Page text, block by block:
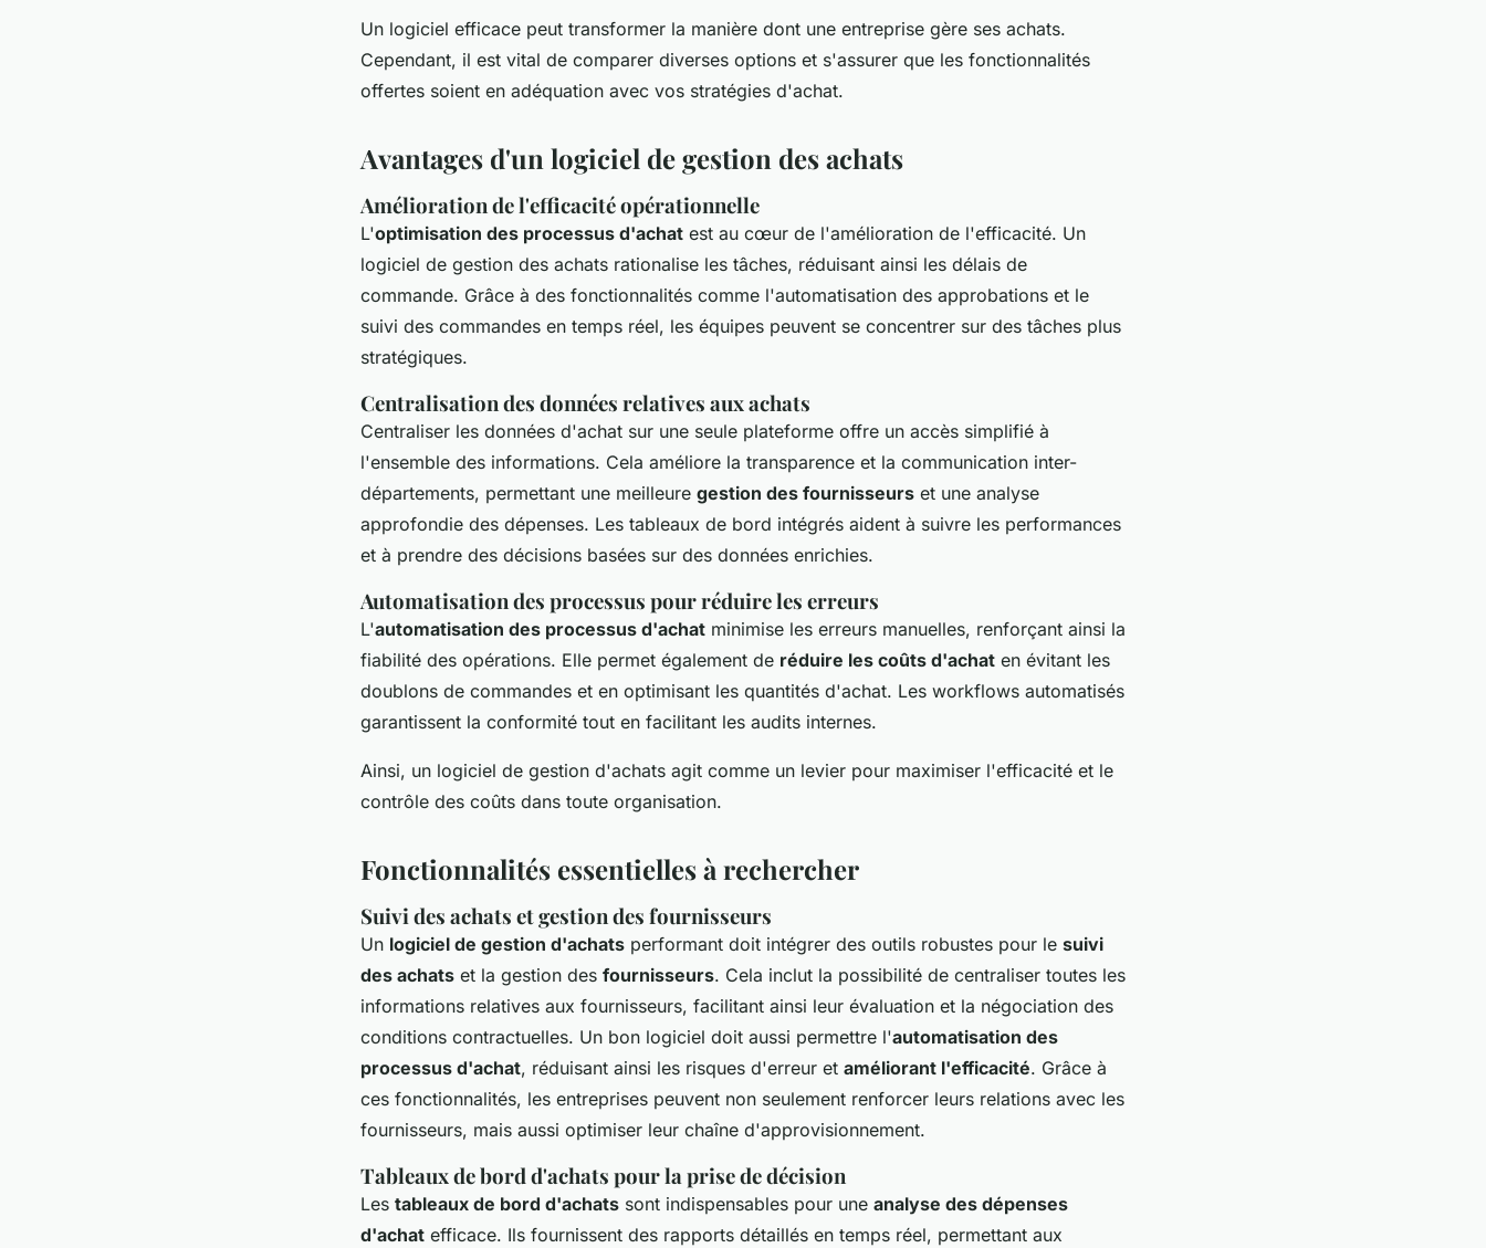
Un logiciel efficace peut transformer la manière dont une entreprise gère ses achats.
Cependant, il est vital de comparer diverses options et s'assurer que les fonctionnalités
offertes soient en adéquation avec vos stratégies d'achat.
Avantages d'un logiciel de gestion des achats
Amélioration de l'efficacité opérationnelle
L'optimisation des processus d'achat est au cœur de l'amélioration de l'efficacité. Un
logiciel de gestion des achats rationalise les tâches, réduisant ainsi les délais de
commande. Grâce à des fonctionnalités comme l'automatisation des approbations et le
suivi des commandes en temps réel, les équipes peuvent se concentrer sur des tâches plus
stratégiques.
Centralisation des données relatives aux achats
Centraliser les données d'achat sur une seule plateforme offre un accès simplifié à
l'ensemble des informations. Cela améliore la transparence et la communication inter-
départements, permettant une meilleure gestion des fournisseurs et une analyse
approfondie des dépenses. Les tableaux de bord intégrés aident à suivre les performances
et à prendre des décisions basées sur des données enrichies.
Automatisation des processus pour réduire les erreurs
L'automatisation des processus d'achat minimise les erreurs manuelles, renforçant ainsi la
fiabilité des opérations. Elle permet également de réduire les coûts d'achat en évitant les
doublons de commandes et en optimisant les quantités d'achat. Les workflows automatisés
garantissent la conformité tout en facilitant les audits internes.
Ainsi, un logiciel de gestion d'achats agit comme un levier pour maximiser l'efficacité et le
contrôle des coûts dans toute organisation.
Fonctionnalités essentielles à rechercher
Suivi des achats et gestion des fournisseurs
Un logiciel de gestion d'achats performant doit intégrer des outils robustes pour le suivi
des achats et la gestion des fournisseurs. Cela inclut la possibilité de centraliser toutes les
informations relatives aux fournisseurs, facilitant ainsi leur évaluation et la négociation des
conditions contractuelles. Un bon logiciel doit aussi permettre l'automatisation des
processus d'achat, réduisant ainsi les risques d'erreur et améliorant l'efficacité. Grâce à
ces fonctionnalités, les entreprises peuvent non seulement renforcer leurs relations avec les
fournisseurs, mais aussi optimiser leur chaîne d'approvisionnement.
Tableaux de bord d'achats pour la prise de décision
Les tableaux de bord d'achats sont indispensables pour une analyse des dépenses
d'achat efficace. Ils fournissent des rapports détaillés en temps réel, permettant aux